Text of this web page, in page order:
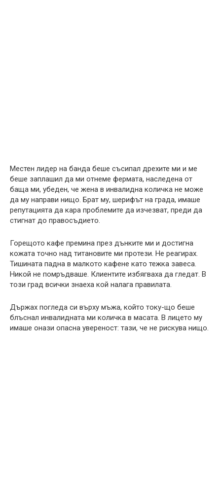
Местен лидер на банда беше съсипал дрехите ми и ме
беше заплашил да ми отнеме фермата, наследена от
баща ми, убеден, че жена в инвалидна количка не може
да му направи нищо. Брат му, шерифът на града, имаше
репутацията да кара проблемите да изчезват, преди да
стигнат до правосъдието.
Горещото кафе премина през дънките ми и достигна
кожата точно над титановите ми протези. Не реагирах.
Тишината падна в малкото кафене като тежка завеса.
Никой не помръдваше. Клиентите избягваха да гледат. В
този град всички знаеха кой налага правилата.
Държах погледа си върху мъжа, който току-що беше
блъснал инвалидната ми количка в масата. В лицето му
имаше онази опасна увереност: тази, че не рискува нищо.